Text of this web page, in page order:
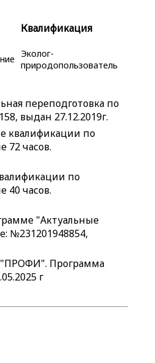
Квалификация
Эколог-
природопользователь
переподготовка по
выдан 27.12.2019г.
квалификации по
72 часов.
по
40 часов.
"Актуальные
№231201948854,
"ПРОФИ". Программа
г